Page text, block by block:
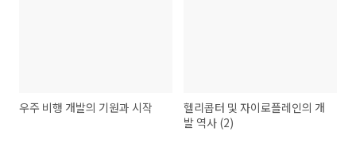
우주 비행 개발의 기원과 시작
헬리콥터 및 자이로플레인의 개
발 역사 (2)